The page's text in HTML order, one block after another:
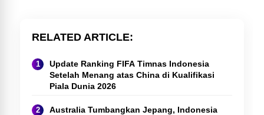
RELATED ARTICLE
Update Ranking FIFA Timnas Indonesia
Setelah Menang atas China di Kualifikasi
Piala Dunia 2026
Australia Tumbangkan Jepang, Indonesia